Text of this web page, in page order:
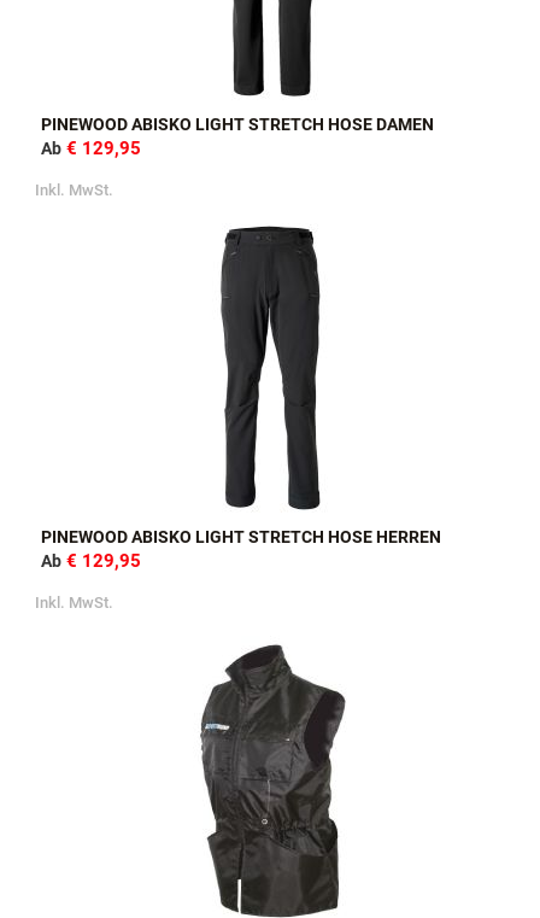
PINEWOOD ABISKO LIGHT STRETCH HOSE DAMEN
Ab € 129,95
Inkl. MwSt.
PINEWOOD ABISKO LIGHT STRETCH HOSE HERREN
Ab € 129,95
Inkl. MwSt.